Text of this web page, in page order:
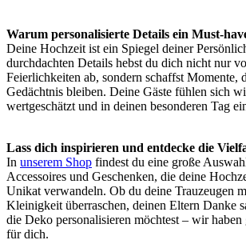
Warum personalisierte Details ein Must-
Deine Hochzeit ist ein Spiegel deiner
durchdachten Details hebst du dich nicht nur
Feierlichkeiten ab, sondern schaffst Momente,
Gedächtnis bleiben. Deine Gäste fühlen sich
wertgeschätzt und in deinen besonderen Tag
Lass dich inspirieren und entdecke die
In unserem Shop findest du eine große
Accessoires und Geschenken, die deine
Unikat verwandeln. Ob du deine Trauzeugen
Kleinigkeit überraschen, deinen Eltern Danke
die Deko personalisieren möchtest – wir haben
für dich.